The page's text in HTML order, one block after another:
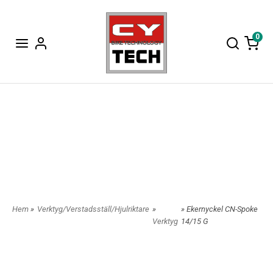
0
Hem » Verktyg/Verstadsställ/Hjulriktare »
Verktyg
» Ekernyckel CN-Spoke
14/15 G